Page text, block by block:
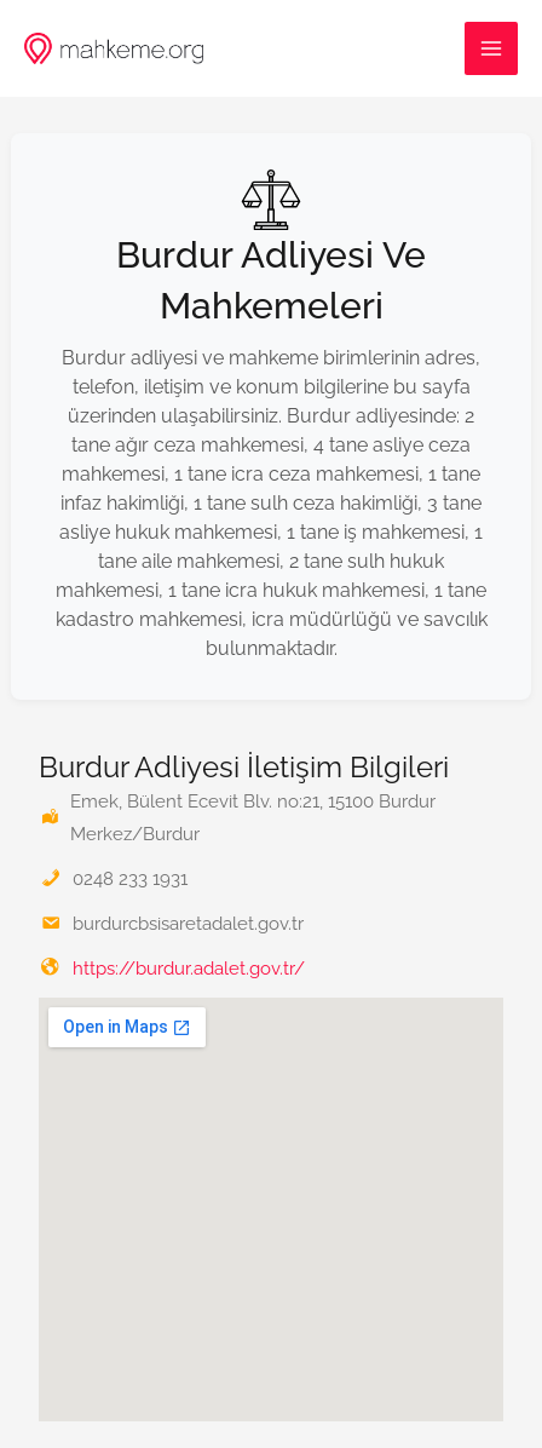
atla
Burdur Adliyesi Ve
Mahkemeleri
Burdur adliyesi ve mahkeme birimlerinin adres,
telefon, iletişim ve konum bilgilerine bu sayfa
üzerinden ulaşabilirsiniz. Burdur adliyesinde: 2
tane ağır ceza mahkemesi, 4 tane asliye ceza
mahkemesi, 1 tane icra ceza mahkemesi, 1 tane
infaz hakimliği, 1 tane sulh ceza hakimliği, 3 tane
asliye hukuk mahkemesi, 1 tane iş mahkemesi, 1
tane aile mahkemesi, 2 tane sulh hukuk
mahkemesi, 1 tane icra hukuk mahkemesi, 1 tane
kadastro mahkemesi, icra müdürlüğü ve savcılık
bulunmaktadır.
Burdur Adliyesi İletişim Bilgileri
Emek, Bülent Ecevit Blv. no:21, 15100 Burdur
Merkez/Burdur
0248 233 1931
burdurcbsisaretadalet.gov.tr
https://burdur.adalet.gov.tr/